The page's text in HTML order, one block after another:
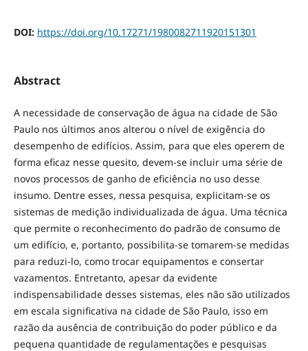
DOI: https://doi.org/10.17271/1980082711920151301
Abstract
A necessidade de conservação de água na cidade de São
Paulo nos últimos anos alterou o nível de exigência do
desempenho de edifícios. Assim, para que eles operem de
forma eficaz nesse quesito, devem-se incluir uma série de
novos processos de ganho de eficiência no uso desse
insumo. Dentre esses, nessa pesquisa, explicitam-se os
sistemas de medição individualizada de água. Uma técnica
que permite o reconhecimento do padrão de consumo de
um edifício, e, portanto, possibilita-se tomarem-se medidas
para reduzi-lo, como trocar equipamentos e consertar
vazamentos. Entretanto, apesar da evidente
indispensabilidade desses sistemas, eles não são utilizados
em escala significativa na cidade de São Paulo, isso em
razão da ausência de contribuição do poder público e da
pequena quantidade de regulamentações e pesquisas